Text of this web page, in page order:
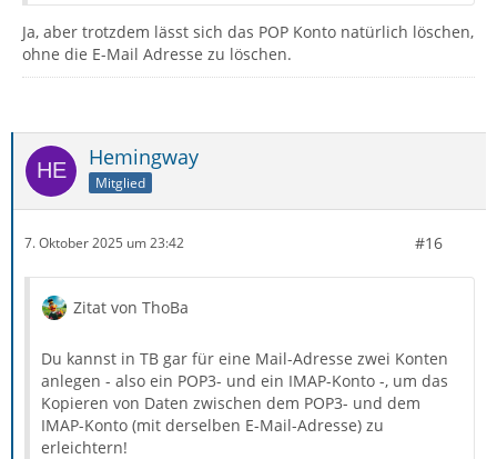
Ja, aber trotzdem lässt sich das POP Konto natürlich löschen,
ohne die E-Mail Adresse zu löschen.
Hemingway
Mitglied
7. Oktober 2025 um 23:42 #16
Zitat von ThoBa
Du kannst in TB gar für eine Mail-Adresse zwei Konten
anlegen - also ein POP3- und ein IMAP-Konto -, um das
Kopieren von Daten zwischen dem POP3- und dem
IMAP-Konto (mit derselben E-Mail-Adresse) zu
erleichtern!